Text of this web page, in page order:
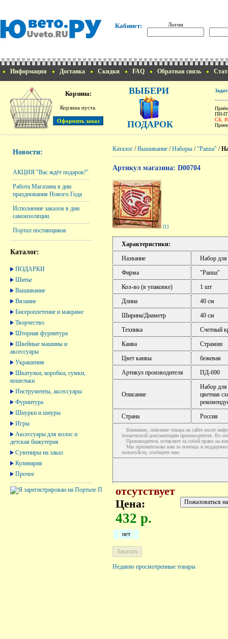
Кабинет: Логин
Информация Доставка Скидки FAQ Обратная связь
Корзина:
Корзина пуста.
ВЫБЕРИ
ПОДАРОК
ПН-
СБ,
Новости:
АКЦИЯ "Вас ждёт подарок!"
Работа Магазина в дни
празднования Нового Года
Исполнение заказов в дни
самоизоляции.
Портал поставщиков
Каталог:
ПОДАРКИ
Шитье
Вышивание
Вязание
Бисероплетение и макраме
Творчество
Шторная фурнитура
Швейные машины и
аксессуары
Украшения
Шкатулки, коробки, сумки,
кошельки
Инструменты, аксессуары
Фурнитура
Шнурки и шнуры
Игры
Аксессуары для волос и
детская бижутерия
Сувениры на заказ
Кулинария
Прочее
Каталог /Вышивание /Наборы /"Panna" /
Артикул магазина: D00704
[1]
Характеристики:
Название
Набор
Фирма
"Panna"
Кол-во (в упаковке)
1 шт
Длина
40 см
Ширина/Диаметр
40 см
Техника
Счетный
Канва
Страмин
Цвет канвы
бежевая
Артикул производителя
ПД-690
Описание
Набор для
цветная
Страна
Россия
Внимание, описание товара на сайте носит
технической документации производителя. Во
Производитель оставляет за собой право на
Мы признательны вам за помощь в поддержке
пожалуйста, сообщите нам.
отсутствует
Цена:
432 р.
нет
Недавно просмотренные товары